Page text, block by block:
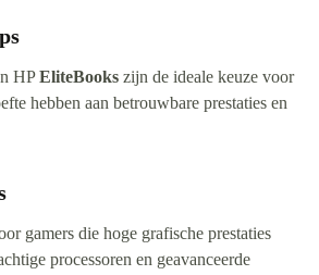
HPEliteBooks zijn de ideale keuze voor
hebben aan betrouwbare prestaties en
gamers die hoge grafische prestaties
processoren en geavanceerde